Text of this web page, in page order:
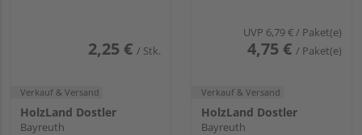
2,25 € / Stk.
Verkauf & Versand
HolzLand Dostler
Bayreuth
UVP 6,79 €/ Paket(e)
4,75 € / Paket(e)
Verkauf & Versand
HolzLand Dostler
Bayreuth